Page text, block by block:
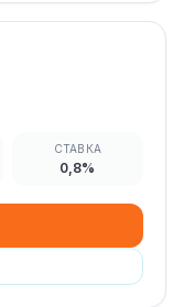
СТАВКА
0,8%